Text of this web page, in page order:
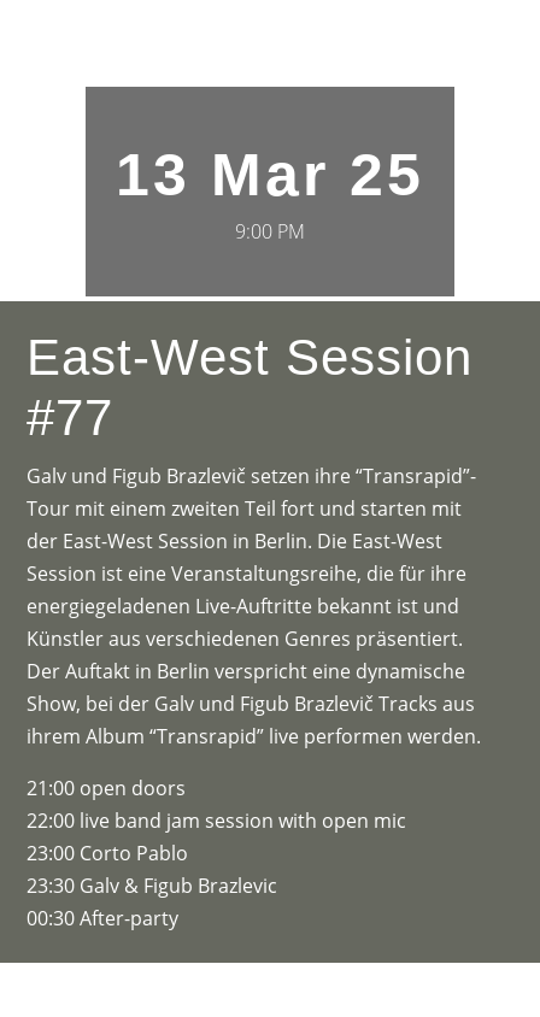
13 Mar 25
9:00 PM
East-West Session
#77
Galv und Figub Brazlevič setzen ihre “Transrapid”-
Tour mit einem zweiten Teil fort und starten mit
der East-West Session in Berlin. Die East-West
Session ist eine Veranstaltungsreihe, die für ihre
energiegeladenen Live-Auftritte bekannt ist und
Künstler aus verschiedenen Genres präsentiert.
Der Auftakt in Berlin verspricht eine dynamische
Show, bei der Galv und Figub Brazlevič Tracks aus
ihrem Album “Transrapid” live performen werden.
21:00 open doors
22:00 live band jam session with open mic
23:00 Corto Pablo
23:30 Galv & Figub Brazlevic
00:30 After-party